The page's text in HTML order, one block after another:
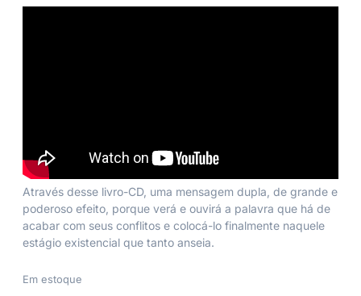
Através desse livro-CD, uma mensagem dupla, de grande e
poderoso efeito, porque verá e ouvirá a palavra que há de
acabar com seus conflitos e colocá-lo finalmente naquele
estágio existencial que tanto anseia.
Em estoque